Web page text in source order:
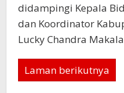
didampingi Kepala
dan Koordinator
Lucky Chandra
Laman berikutnya